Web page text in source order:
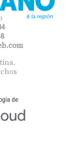
de: